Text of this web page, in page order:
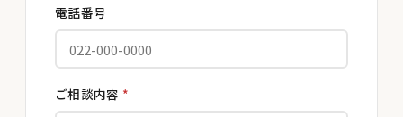
電話番号
ご相談内容 *